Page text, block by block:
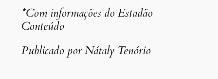
*Com informações do Estadão
Conteúdo
Publicado por Nátaly Tenório